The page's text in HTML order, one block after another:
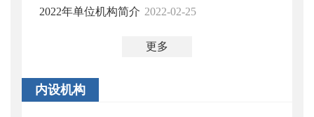
2022年单位机构简介 2022-02-25
更多
内设机构